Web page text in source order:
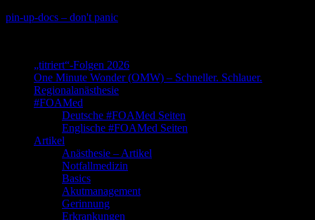
Skip
pin-up-docs – don't panic
„titriert“-Folgen 2026
One Minute Wonder (OMW) – Schneller. Schlauer.
Regionalanästhesie
#FOAMed
Deutsche #FOAMed Seiten
Englische #FOAMed Seiten
Artikel
Anästhesie – Artikel
Notfallmedizin
Basics
Akutmanagement
Gerinnung
Erkrankungen